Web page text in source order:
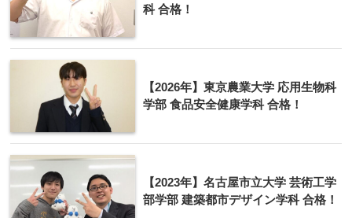
科 合格！
【2026年】東京農業大学 応用生物科
学部 食品安全健康学科 合格！
【2023年】名古屋市立大学 芸術工学
部学部 建築都市デザイン学科 合格！